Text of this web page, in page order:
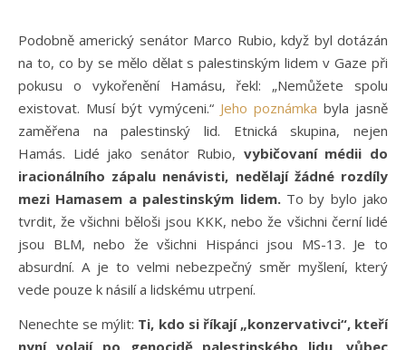
Podobně americký senátor Marco Rubio, když byl dotázán
na to, co by se mělo dělat s palestinským lidem v Gaze při
pokusu o vykořenění Hamásu, řekl: „Nemůžete spolu
existovat. Musí být vymýceni.“ Jeho poznámka byla jasně
zaměřena na palestinský lid. Etnická skupina, nejen
Hamás. Lidé jako senátor Rubio, vybičovaní médii do
iracionálního zápalu nenávisti, nedělají žádné rozdíly
mezi Hamasem a palestinským lidem. To by bylo jako
tvrdit, že všichni běloši jsou KKK, nebo že všichni černí lidé
jsou BLM, nebo že všichni Hispánci jsou MS-13. Je to
absurdní. A je to velmi nebezpečný směr myšlení, který
vede pouze k násilí a lidskému utrpení.
Nenechte se mýlit: Ti, kdo si říkají „konzervativci“, kteří
nyní volají po genocidě palestinského lidu, vůbec